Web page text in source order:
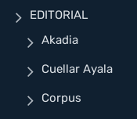
EDITORIAL
Akadia
Cuellar Ayala
Corpus